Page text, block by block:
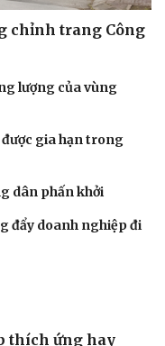
chỉnh trang Công
lượng của vùng
gia hạn trong
dân phấn khởi
đẩy doanh nghiệp đi